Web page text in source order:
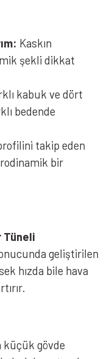
Kaskın
şekli dikkat
kabuk ve dört
bedende
takip eden
bir
Tüneli
geliştirilen
hızda bile hava
küçük gövde